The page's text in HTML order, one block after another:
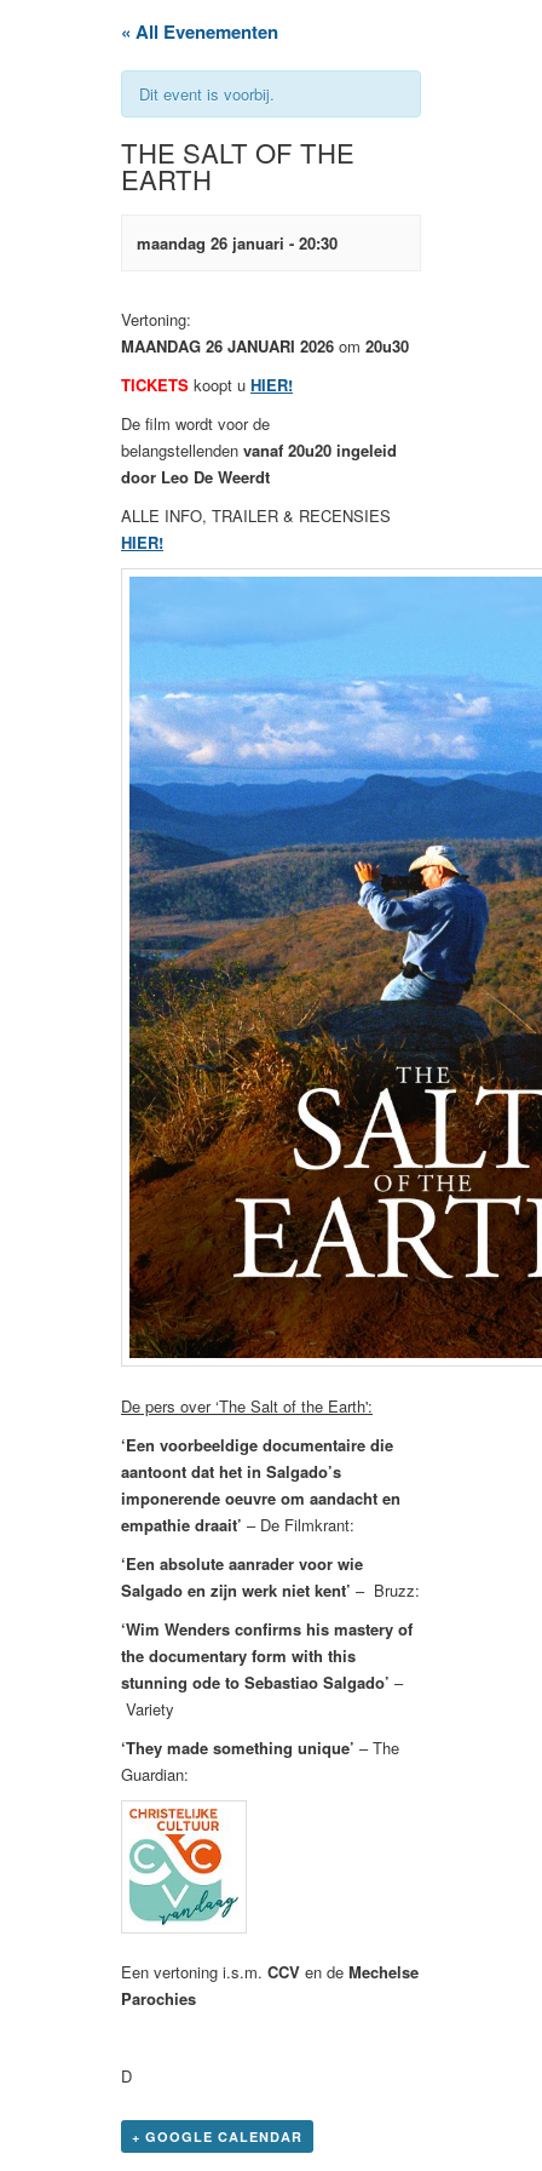
« All Evenementen
Dit event is voorbij.
THE SALT OF THE
EARTH
maandag 26 januari - 20:30
Vertoning:
MAANDAG 26 JANUARI 2026 om 20u30
TICKETS koopt u HIER!
De film wordt voor de
belangstellenden vanaf 20u20 ingeleid
door Leo De Weerdt
ALLE INFO, TRAILER & RECENSIES
HIER!
De pers over ‘The Salt of the Earth':
‘Een voorbeeldige documentaire die
aantoont dat het in Salgado’s
imponerende oeuvre om aandacht en
empathie draait’ – De Filmkrant:
‘Een absolute aanrader voor wie
Salgado en zijn werk niet kent’ – Bruzz:
‘Wim Wenders confirms his mastery of
the documentary form with this
stunning ode to Sebastiao Salgado’ –
Variety
‘They made something unique’ – The
Guardian:
Een vertoning i.s.m. CCV en de Mechelse
Parochies
D
+ GOOGLE CALENDAR